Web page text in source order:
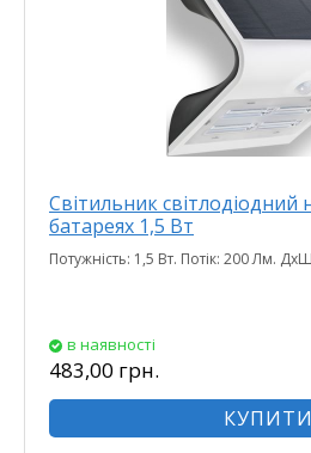
Світильник світлодіодний
батареях 1,5 Вт
Потужність: 1,5 Вт. Потік: 200 Лм.
в наявності
483,00 грн.
КУПИТИ